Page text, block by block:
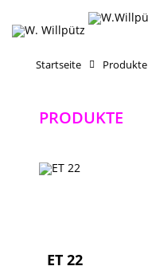
Startseite Produkte
PRODUKTE
ET 22